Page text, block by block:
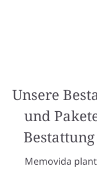
Unsere
und
Memovida